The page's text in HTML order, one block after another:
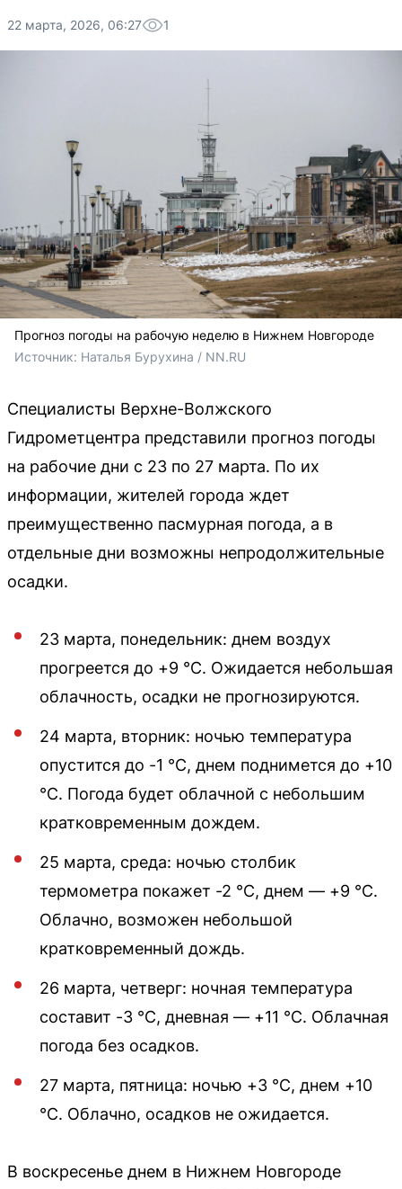
22 марта, 2026, 06:27 1
Прогноз погоды на рабочую неделю в Нижнем Новгороде
Источник: Наталья Бурухина / NN.RU
Специалисты Верхне-Волжского
Гидрометцентра представили прогноз погоды
на рабочие дни с 23 по 27 марта. По их
информации, жителей города ждет
преимущественно пасмурная погода, а в
отдельные дни возможны непродолжительные
осадки.
23 марта, понедельник: днем воздух
прогреется до +9 °C. Ожидается небольшая
облачность, осадки не прогнозируются.
24 марта, вторник: ночью температура
опустится до -1 °C, днем поднимется до +10
°C. Погода будет облачной с небольшим
кратковременным дождем.
25 марта, среда: ночью столбик
термометра покажет -2 °C, днем — +9 °C.
Облачно, возможен небольшой
кратковременный дождь.
26 марта, четверг: ночная температура
составит -3 °C, дневная — +11 °C. Облачная
погода без осадков.
27 марта, пятница: ночью +3 °C, днем +10
°C. Облачно, осадков не ожидается.
В воскресенье днем в Нижнем Новгороде